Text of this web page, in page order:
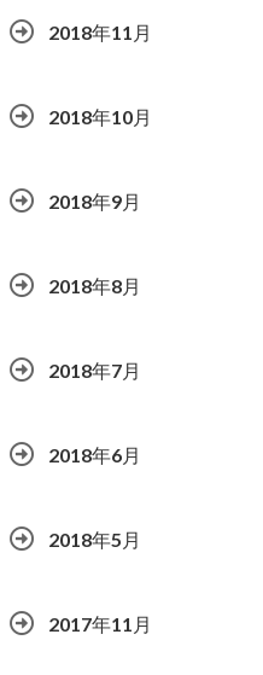
2018年11月
2018年10月
2018年9月
2018年8月
2018年7月
2018年6月
2018年5月
2017年11月